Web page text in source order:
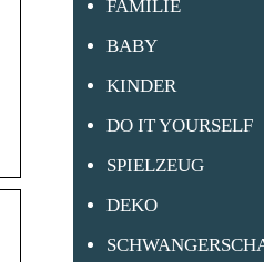
FAMILIE
BABY
KINDER
DO IT YOURSELF
SPIELZEUG
DEKO